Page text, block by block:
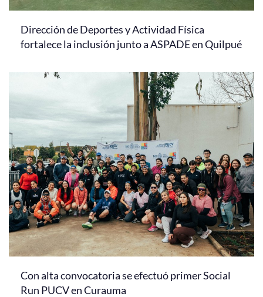
Dirección de Deportes y Actividad Física
fortalece la inclusión junto a ASPADE en Quilpué
Con alta convocatoria se efectuó primer Social
Run PUCV en Curauma